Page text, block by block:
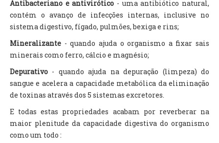
Antibacteriano e antivirótico - uma antibiótico natural,
contém o avanço de infecções internas, inclusive no
sistema digestivo, fígado, pulmões, bexiga e rins;
Mineralizante - quando ajuda o organismo a fixar sais
minerais como ferro, cálcio e magnésio;
Depurativo - quando ajuda na depuração (limpeza) do
sangue e acelera a capacidade metabólica da eliminação
de toxinas através dos 5 sistemas excretores.
E todas estas propriedades acabam por reverberar na
maior plenitude da capacidade digestiva do organismo
como um todo :